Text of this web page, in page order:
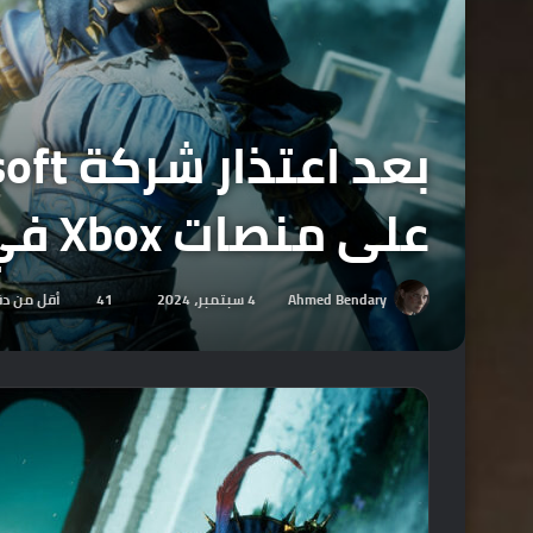
على منصات Xbox في أسرع وقت ممكن.
Ahmed Bendary 4 سبتمبر، 2024 41 أقل من